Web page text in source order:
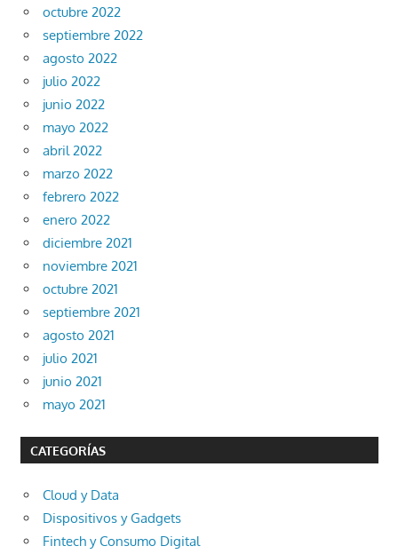
octubre 2022
septiembre 2022
agosto 2022
julio 2022
junio 2022
mayo 2022
abril 2022
marzo 2022
febrero 2022
enero 2022
diciembre 2021
noviembre 2021
octubre 2021
septiembre 2021
agosto 2021
julio 2021
junio 2021
mayo 2021
CATEGORÍAS
Cloud y Data
Dispositivos y Gadgets
Fintech y Consumo Digital